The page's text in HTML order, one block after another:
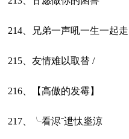
214、兄弟一声吼一生一起走
215、友情难以取替 /
216、【高傲的发霉】
217、╰看浕ˉ迣忲烾涼